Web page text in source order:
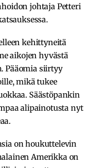
johtaja Petteri
kehittyneitä
aikojen hyvästä
Pääomia siirtyy
mikä tukee
Säästöpankin
alipainotusta nyt
on houkuttelevin
Amerikka on